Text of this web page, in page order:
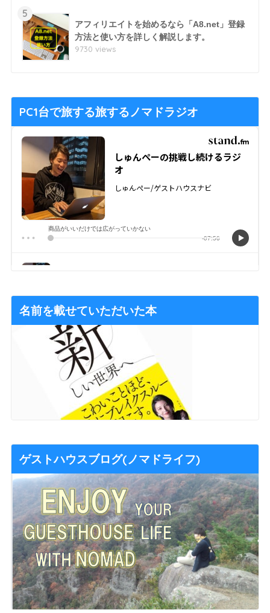
5
アフィリエイトを始めるなら「A8.net」登録
方法と使い方を詳しく解説します。
9730 views
PC1台で旅する旅するノマドラジオ
名前を載せていただいた本
ゲストハウスブログ(ノマドライフ)